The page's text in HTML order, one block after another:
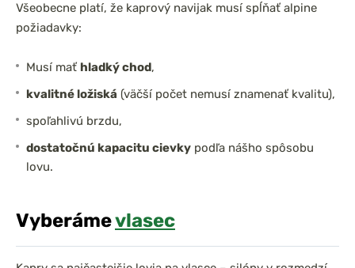
Všeobecne platí, že kaprový navijak musí spĺňať alpine
požiadavky:
Musí mať hladký chod,
kvalitné ložiská (väčší počet nemusí znamenať kvalitu),
spoľahlivú brzdu,
dostatočnú kapacitu cievkypodľa nášho spôsobu
lovu.
Vyberámevlasec